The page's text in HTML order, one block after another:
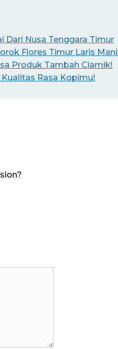
Dari Nusa Tenggara Timur
Flores Timur Laris
Produk Tambah Ciamik!
Rasa Kopimu!